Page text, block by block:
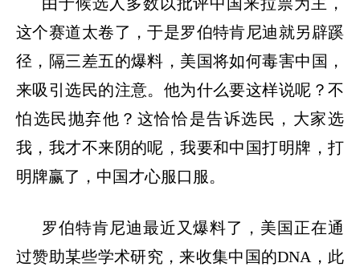
这个赛道太卷了，于是罗伯特肯尼迪就另辟蹊
径，隔三差五的爆料，美国将如何毒害中国，
来吸引选民的注意。他为什么要这样说呢？不
怕选民抛弃他？这恰恰是告诉选民，大家选
我，我才不来阴的呢，我要和中国打明牌，打
明牌赢了，中国才心服口服。
罗伯特肯尼迪最近又爆料了，美国正在通
过赞助某些学术研究，来收集中国的DNA ，此